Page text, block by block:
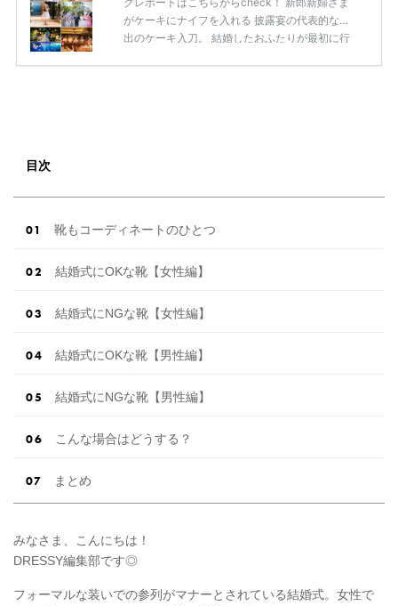
がケーキにナイフを入れる 披露宴の代表的な演
出のケーキ入刀。 結婚したおふたりが最初に行
キ入刀した後 […]続きを読む
目次
靴もコーディネートのひとつ
結婚式にOKな靴【女性編】
結婚式にNGな靴【女性編】
結婚式にOKな靴【男性編】
結婚式にNGな靴【男性編】
こんな場合はどうする？
まとめ
みなさま、こんにちは！
DRESSY編集部です◎
フォーマルな装いでの参列がマナーとされている結婚式。女性で